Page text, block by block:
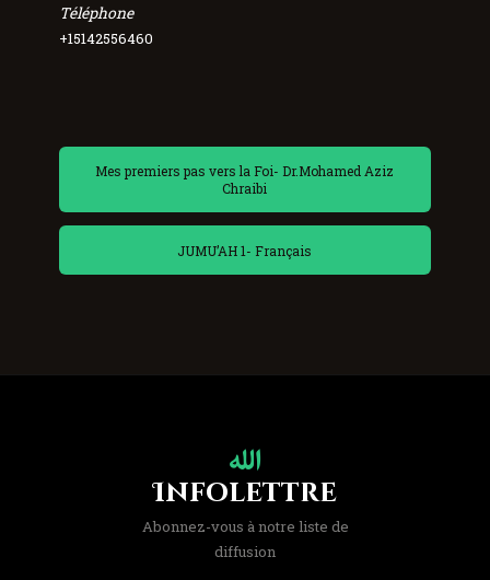
Téléphone
+15142556460
Mes premiers pas vers la Foi- Dr.Mohamed Aziz
Chraibi
JUMU’AH 1- Français
Infolettre
Abonnez-vous à notre liste de
diffusion